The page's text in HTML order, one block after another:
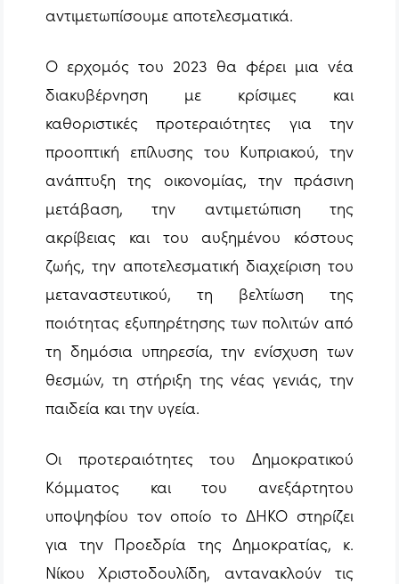
αντιμετωπίσουμε αποτελεσματικά.
Ο ερχομός του 2023 θα φέρει μια νέα
διακυβέρνηση με κρίσιμες και
καθοριστικές προτεραιότητες για την
προοπτική επίλυσης του Κυπριακού, την
ανάπτυξη της οικονομίας, την πράσινη
μετάβαση, την αντιμετώπιση της
ακρίβειας και του αυξημένου κόστους
ζωής, την αποτελεσματική διαχείριση του
μεταναστευτικού, τη βελτίωση της
ποιότητας εξυπηρέτησης των πολιτών από
τη δημόσια υπηρεσία, την ενίσχυση των
θεσμών, τη στήριξη της νέας γενιάς, την
παιδεία και την υγεία.
Οι προτεραιότητες του Δημοκρατικού
Κόμματος και του ανεξάρτητου
υποψηφίου τον οποίο το ΔΗΚΟ στηρίζει
για την Προεδρία της Δημοκρατίας, κ.
Νίκου Χριστοδουλίδη, αντανακλούν τις